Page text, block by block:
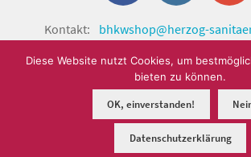
Kontakt:
bhkwshop@herzog-
© shop.herzog-sanitaertechnik.de
Sanitärtechnik GmbH.
Diese Website nutzt Cookies, um
bieten zu können.
OK, einverstanden!
Datenschutzerklärung